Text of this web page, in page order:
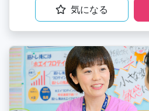
気になる